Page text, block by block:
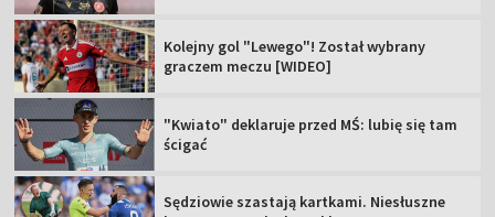
Kolejny gol "Lewego"! Został wybrany
graczem meczu [WIDEO]
"Kwiato" deklaruje przed MŚ: lubię się tam
ścigać
Sędziowie szastają kartkami. Niesłuszne